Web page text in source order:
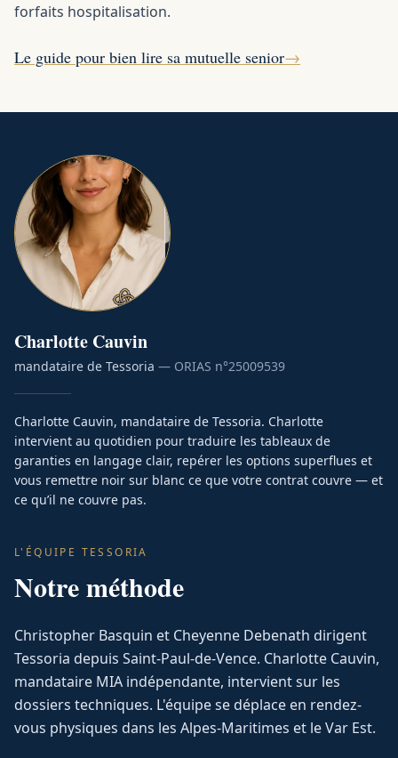
forfaits hospitalisation.
Le guide pour bien lire sa mutuelle senior→
Charlotte Cauvin
mandataire de Tessoria — ORIAS n°25009539
Charlotte Cauvin, mandataire de Tessoria. Charlotte
intervient au quotidien pour traduire les tableaux de
garanties en langage clair, repérer les options superflues et
vous remettre noir sur blanc ce que votre contrat couvre — et
ce qu’il ne couvre pas.
L'ÉQUIPE TESSORIA
Notre méthode
Christopher Basquin et Cheyenne Debenath dirigent
Tessoria depuis Saint-Paul-de-Vence. Charlotte Cauvin,
mandataire MIA indépendante, intervient sur les
dossiers techniques. L'équipe se déplace en rendez-
vous physiques dans les Alpes-Maritimes et le Var Est.